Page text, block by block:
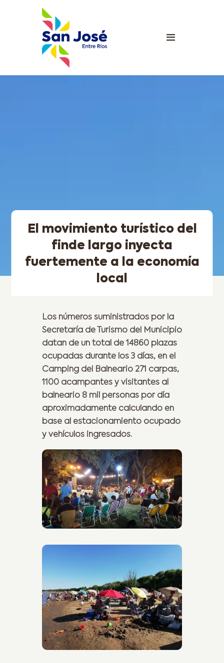
El movimiento turístico del
finde largo inyecta
fuertemente a la economía
local
Los números suministrados por la
Secretaría de Turismo del Municipio
datan de un total de 14860 plazas
ocupadas durante los 3 días, en el
Camping del Balneario 271 carpas,
1100 acampantes y visitantes al
balneario 8 mil personas por día
aproximadamente calculando en
base al estacionamiento ocupado
y vehículos ingresados.